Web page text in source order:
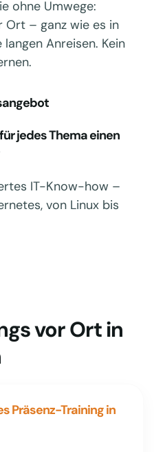
ohne Umwege:
– ganz wie es in
Anreisen. Kein
jedes Thema einen
IT-Know-how –
von Linux bis
vor Ort in
Präsenz-Training in